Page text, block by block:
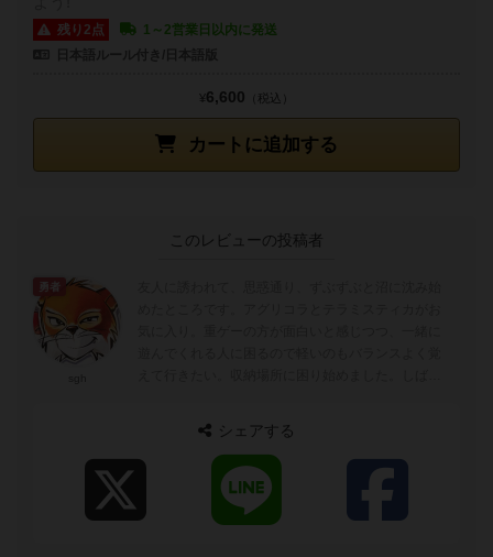
残り2点
1～2営業日以内に発送
カートに追加する
¥6,600 （税込）
このレビューの投稿者
シェアする